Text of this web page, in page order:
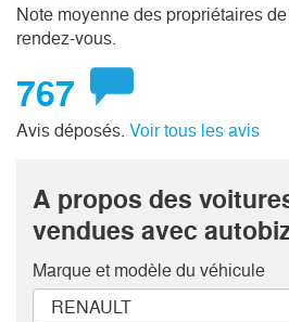
Note moyenne des propriétaires
rendez-vous.
767
Avis déposés. Voir tous les avis
A propos des
vendues avec
Marque et modèle du véhicule